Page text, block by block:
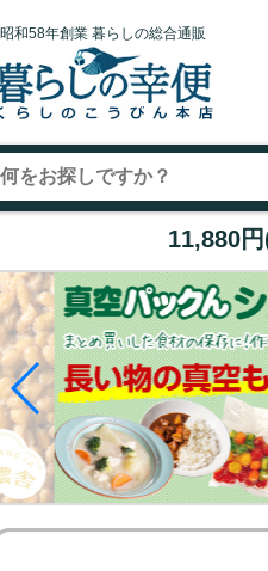
昭和58年創業 暮らしの総合通販
11,880